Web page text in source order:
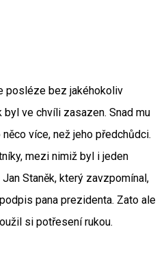
posléze bez jakéhokoliv
byl ve chvíli zasazen. Snad mu
více, než jeho předchůdci.
mezi nimiž byl i jeden
Staněk, který zavzpomínal,
pana prezidenta. Zato ale
si potřesení rukou.